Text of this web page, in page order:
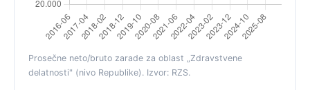
Prosečne neto/bruto zarade za oblast „Zdravstvene
delatnosti" (nivo Republike). Izvor: RZS.